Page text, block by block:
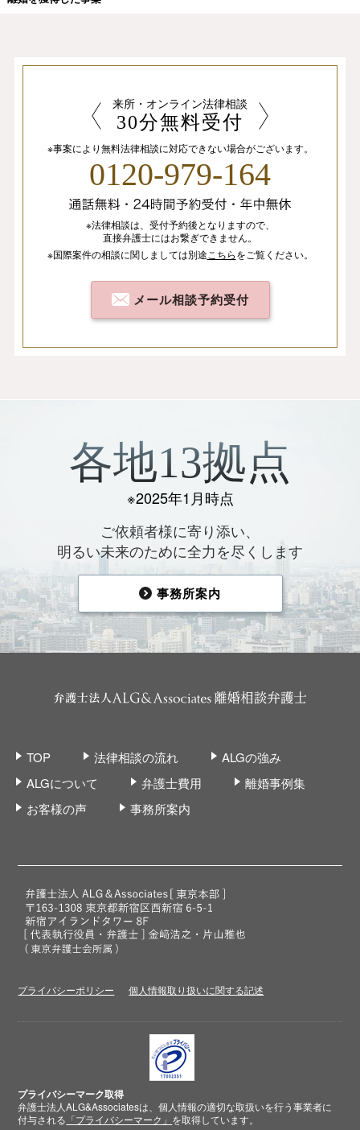
来所・オンライン法律相談
30分無料受付
※事案により無料法律相談に対応できない場合がございます。
0120-979-164
※法律相談は、 受付予約後となりますので、
直接弁護士にはお繋ぎできません。
※国際案件の相談に関しましては別途 こちらをご覧ください。
メール相談予約受付
各地13拠点
※2025年1月時点
ご依頼者様に寄り添い、
明るい未来のために全力を尽くします
事務所案内
TOP 法律相談の流れ
ALGの強み
ALGについて
弁護士費用
離婚事例集
お客様の声
事務所案内
プライバシーポリシー 個人情報取り扱いに関する記述
プライバシーマーク取得
弁護士法人ALG&Associatesは、個人情報の適切な取扱いを行う事業者に
付与される 「プライバシーマーク」 を取得しています。